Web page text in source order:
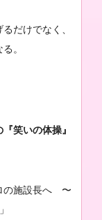
だけでなく、
。
笑いの体操』
の施設長へ 〜